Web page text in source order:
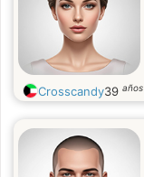
Crosscandy39 años